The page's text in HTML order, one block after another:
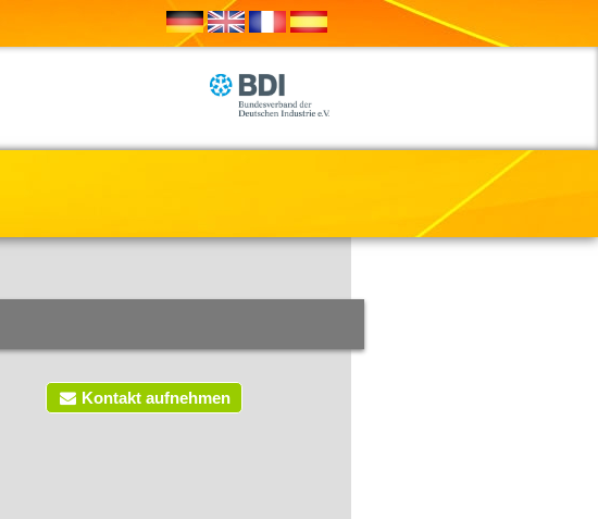
Kontakt aufnehmen